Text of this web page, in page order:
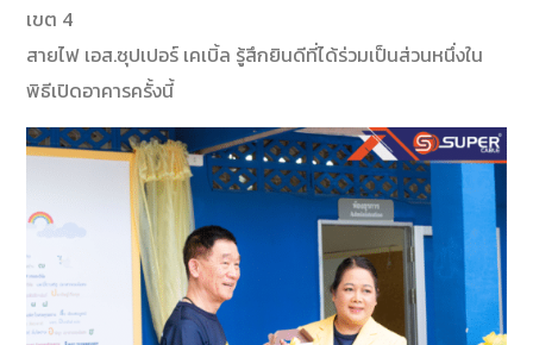
เขต 4
สายไฟ เอส.ซุปเปอร์ เคเบิ้ล รู้สึกยินดีที่ได้ร่วมเป็นส่วนหนึ่งใน
พิธีเปิดอาคารครั้งนี้